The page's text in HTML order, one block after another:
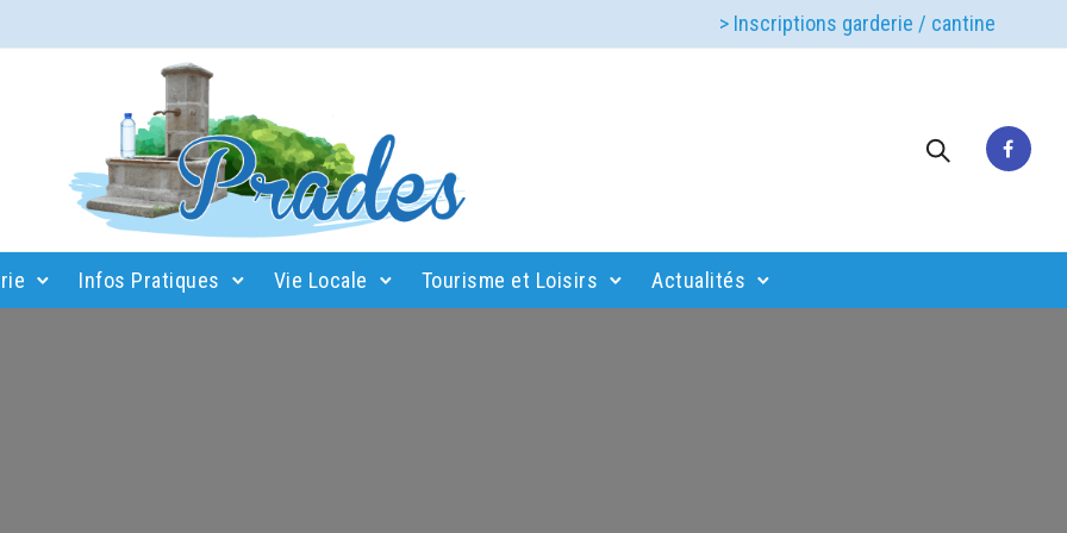
> Inscriptions garderie / cantine
Infos Pratiques Vie Locale Tourisme et Loisirs Actualités